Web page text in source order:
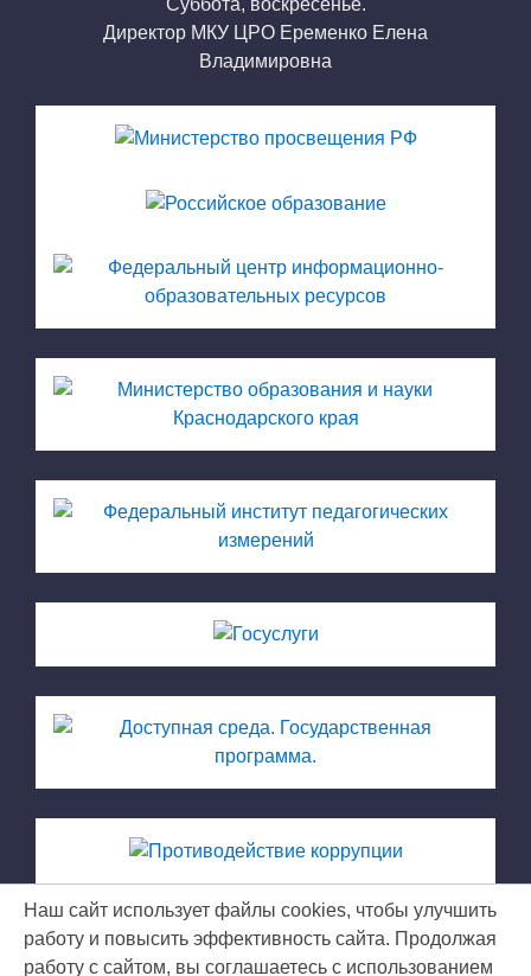
Суббота, воскресенье.
Директор МКУ ЦРО Еременко Елена
Владимировна
МКУ ЦРО © 2026
Наш сайт использует файлы cookies, чтобы улучшить
работу и повысить эффективность сайта. Продолжая
работу с сайтом, вы соглашаетесь с использованием